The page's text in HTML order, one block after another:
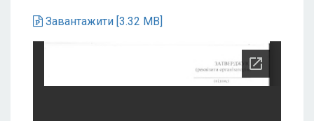
Завантажити [3.32 MB]